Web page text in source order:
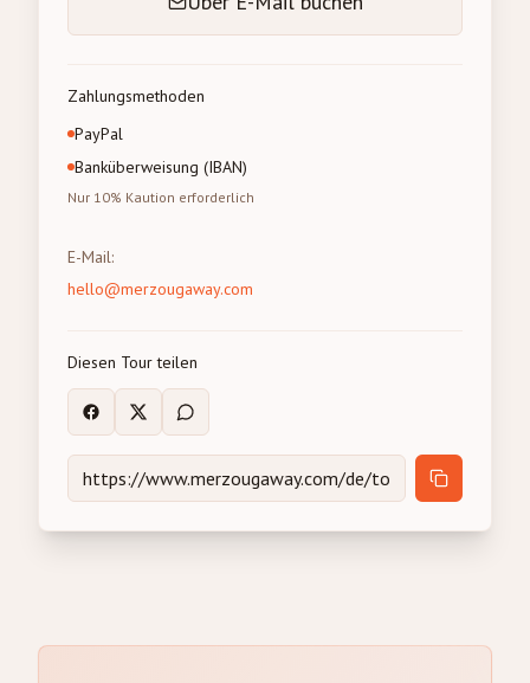
Zahlungsmethoden
PayPal
Banküberweisung (IBAN)
Nur 10% Kaution erforderlich
E-Mail:
hello@merzougaway.com
Diesen Tour teilen